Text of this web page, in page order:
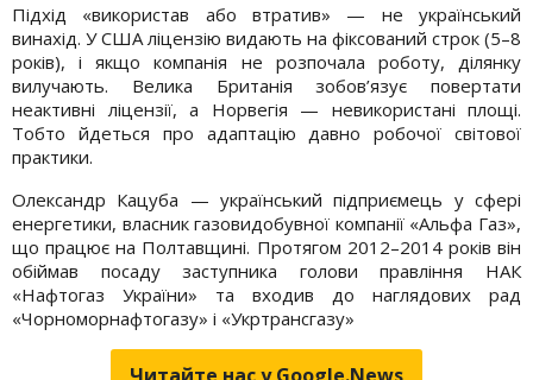
Підхід «використав або втратив» — не український
винахід. У США ліцензію видають на фіксований строк (5–8
років), і якщо компанія не розпочала роботу, ділянку
вилучають. Велика Британія зобов’язує повертати
неактивні ліцензії, а Норвегія — невикористані площі.
Тобто йдеться про адаптацію давно робочої світової
практики.
Олександр Кацуба — український підприємець у сфері
енергетики, власник газовидобувної компанії «Альфа Газ»,
що працює на Полтавщині. Протягом 2012–2014 років він
обіймав посаду заступника голови правління НАК
«Нафтогаз України» та входив до наглядових рад
«Чорноморнафтогазу» і «Укртрансгазу»